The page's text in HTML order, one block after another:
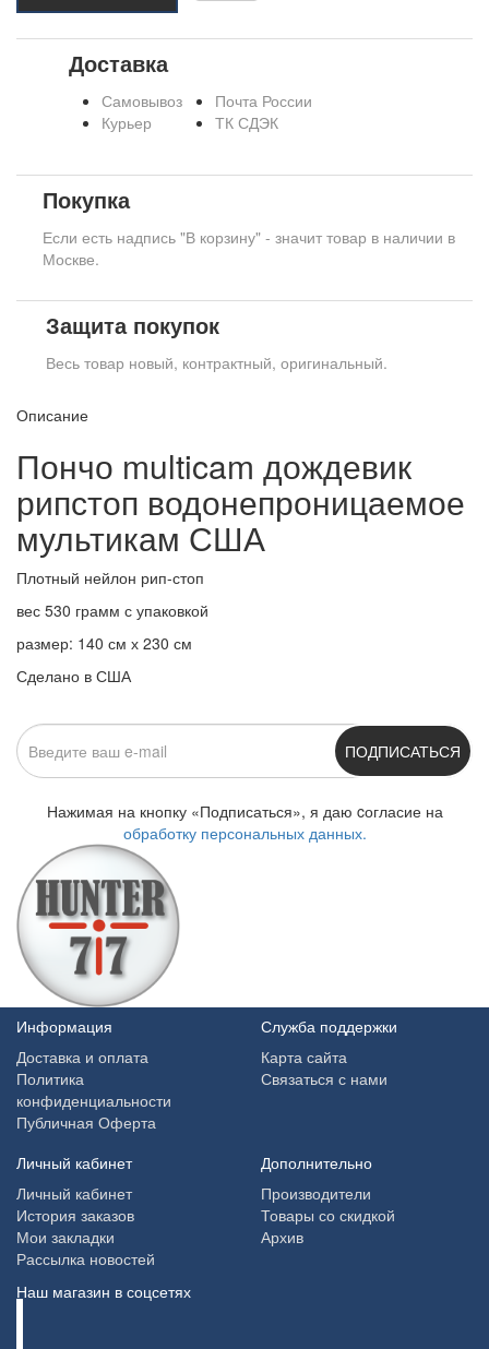
Доставка
Самовывоз
Курьер
Почта России
ТК СДЭК
Покупка
Если есть надпись "В корзину" - значит товар в наличии в
Москве.
Защита покупок
Весь товар новый, контрактный, оригинальный.
Описание
Пончо multicam дождевик
рипстоп водонепроницаемое
мультикам США
Плотный нейлон рип-стоп
вес 530 грамм с упаковкой
размер: 140 см х 230 см
Сделано в США
ПОДПИСАТЬСЯ
Нажимая на кнопку «Подписаться», я даю cогласие на
обработку персональных данных.
Информация
Доставка и оплата
Политика
конфиденциальности
Публичная Оферта
Служба поддержки
Карта сайта
Связаться с нами
Личный кабинет
Личный кабинет
История заказов
Мои закладки
Рассылка новостей
Дополнительно
Производители
Товары со скидкой
Архив
Наш магазин в соцсетях